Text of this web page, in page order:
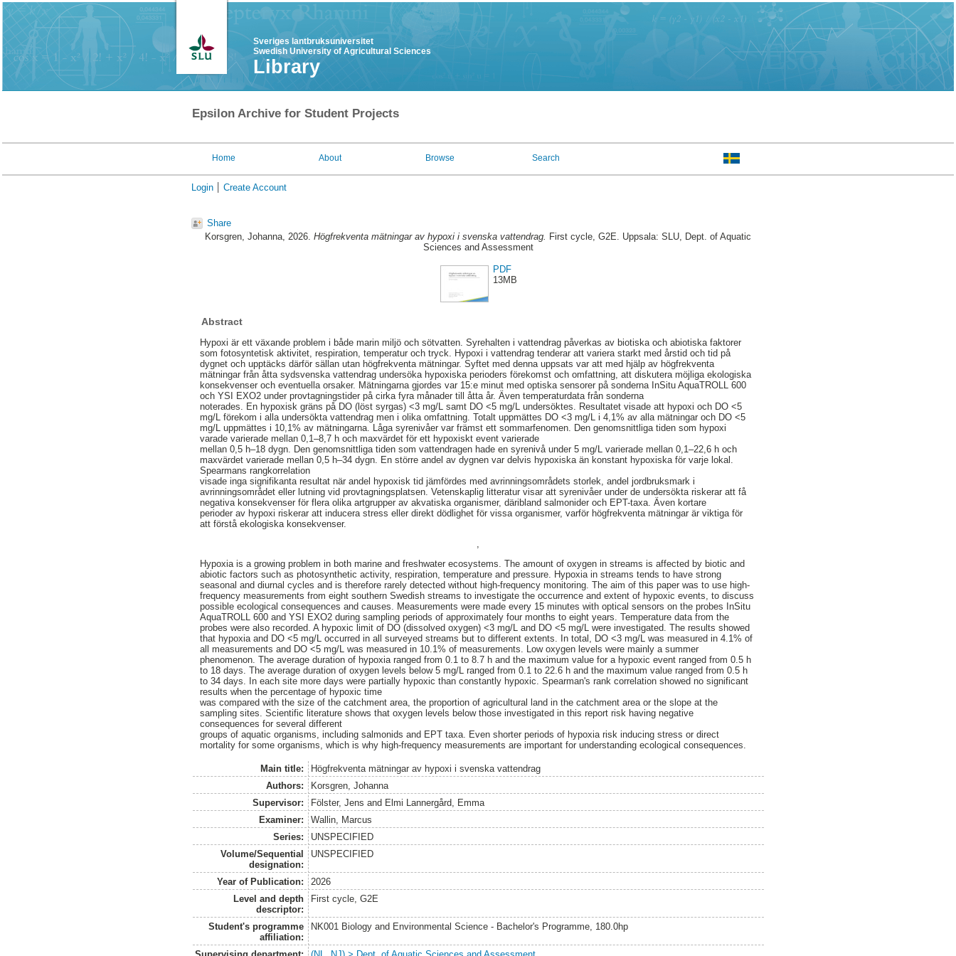
Sveriges lantbruksuniversitet
Swedish University of Agricultural Sciences
Library
Epsilon Archive for Student Projects
Home About Browse Search
Login Create Account
Share
Korsgren, Johanna, 2026. Högfrekventa mätningar av hypoxi i svenska vattendrag. First cycle, G2E. Uppsala: SLU, Dept. of Aquatic
Sciences and Assessment
PDF
13MB
Abstract
Hypoxi är ett växande problem i både marin miljö och sötvatten. Syrehalten i vattendrag påverkas av biotiska och abiotiska faktorer
som fotosyntetisk aktivitet, respiration, temperatur och tryck. Hypoxi i vattendrag tenderar att variera starkt med årstid och tid på
dygnet och upptäcks därför sällan utan högfrekventa mätningar. Syftet med denna uppsats var att med hjälp av högfrekventa
mätningar från åtta sydsvenska vattendrag undersöka hypoxiska perioders förekomst och omfattning, att diskutera möjliga ekologiska
konsekvenser och eventuella orsaker. Mätningarna gjordes var 15:e minut med optiska sensorer på sonderna InSitu AquaTROLL 600
och YSI EXO2 under provtagningstider på cirka fyra månader till åtta år. Även temperaturdata från sonderna
noterades. En hypoxisk gräns på DO (löst syrgas) <3 mg/L samt DO <5 mg/L undersöktes. Resultatet visade att hypoxi och DO <5
mg/L förekom i alla undersökta vattendrag men i olika omfattning. Totalt uppmättes DO <3 mg/L i 4,1% av alla mätningar och DO <5
mg/L uppmättes i 10,1% av mätningarna. Låga syrenivåer var främst ett sommarfenomen. Den genomsnittliga tiden som hypoxi
varade varierade mellan 0,1–8,7 h och maxvärdet för ett hypoxiskt event varierade
mellan 0,5 h–18 dygn. Den genomsnittliga tiden som vattendragen hade en syrenivå under 5 mg/L varierade mellan 0,1–22,6 h och
maxvärdet varierade mellan 0,5 h–34 dygn. En större andel av dygnen var delvis hypoxiska än konstant hypoxiska för varje lokal.
Spearmans rangkorrelation
visade inga signifikanta resultat när andel hypoxisk tid jämfördes med avrinningsområdets storlek, andel jordbruksmark i
avrinningsområdet eller lutning vid provtagningsplatsen. Vetenskaplig litteratur visar att syrenivåer under de undersökta riskerar att få
negativa konsekvenser för flera olika artgrupper av akvatiska organismer, däribland salmonider och EPT-taxa. Även kortare
perioder av hypoxi riskerar att inducera stress eller direkt dödlighet för vissa organismer, varför högfrekventa mätningar är viktiga för
att förstå ekologiska konsekvenser.
Hypoxia is a growing problem in both marine and freshwater ecosystems. The amount of oxygen in streams is affected by biotic and
abiotic factors such as photosynthetic activity, respiration, temperature and pressure. Hypoxia in streams tends to have strong
seasonal and diurnal cycles and is therefore rarely detected without high-frequency monitoring. The aim of this paper was to use high-
frequency measurements from eight southern Swedish streams to investigate the occurrence and extent of hypoxic events, to discuss
possible ecological consequences and causes. Measurements were made every 15 minutes with optical sensors on the probes InSitu
AquaTROLL 600 and YSI EXO2 during sampling periods of approximately four months to eight years. Temperature data from the
probes were also recorded. A hypoxic limit of DO (dissolved oxygen) <3 mg/L and DO <5 mg/L were investigated. The results showed
that hypoxia and DO <5 mg/L occurred in all surveyed streams but to different extents. In total, DO <3 mg/L was measured in 4.1% of
all measurements and DO <5 mg/L was measured in 10.1% of measurements. Low oxygen levels were mainly a summer
phenomenon. The average duration of hypoxia ranged from 0.1 to 8.7 h and the maximum value for a hypoxic event ranged from 0.5 h
to 18 days. The average duration of oxygen levels below 5 mg/L ranged from 0.1 to 22.6 h and the maximum value ranged from 0.5 h
to 34 days. In each site more days were partially hypoxic than constantly hypoxic. Spearman's rank correlation showed no significant
results when the percentage of hypoxic time
was compared with the size of the catchment area, the proportion of agricultural land in the catchment area or the slope at the
sampling sites. Scientific literature shows that oxygen levels below those investigated in this report risk having negative
consequences for several different
groups of aquatic organisms, including salmonids and EPT taxa. Even shorter periods of hypoxia risk inducing stress or direct
mortality for some organisms, which is why high-frequency measurements are important for understanding ecological consequences.
Main title:
Högfrekventa mätningar av hypoxi i svenska vattendrag
Authors:
Korsgren, Johanna
Supervisor:
Fölster, Jens and Elmi Lannergård, Emma
Examiner:
Wallin, Marcus
Series:
UNSPECIFIED
Volume/Sequential
designation:
UNSPECIFIED
Year of Publication:
2026
Level and depth
descriptor:
First cycle, G2E
Student's programme
affiliation:
NK001 Biology and Environmental Science - Bachelor's Programme, 180.0hp